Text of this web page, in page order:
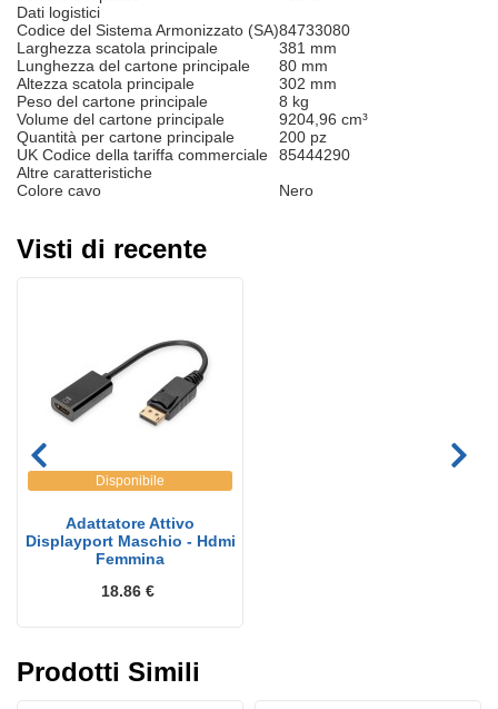
Dati logistici
Codice del Sistema Armonizzato (SA)84733080
Larghezza scatola principale
381 mm
Lunghezza del cartone principale
80 mm
Altezza scatola principale
302 mm
Peso del cartone principale
8 kg
Volume del cartone principale
9204,96 cm³
Quantità per cartone principale
200 pz
UK Codice della tariffa commerciale
85444290
Altre caratteristiche
Colore cavo
Nero
Visti di recente
Disponibile
Adattatore Attivo
Displayport Maschio - Hdmi
Femmina
18.86 €
Prodotti Simili